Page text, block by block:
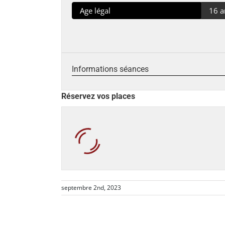
Age légal 16
Informations séances
Réservez vos places
septembre 2nd, 2023